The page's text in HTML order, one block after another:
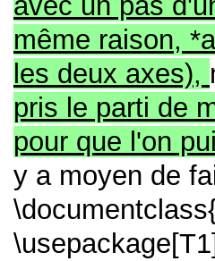
même raison,
les deux axes),
pris le parti de
pour que l'on
y a moyen de